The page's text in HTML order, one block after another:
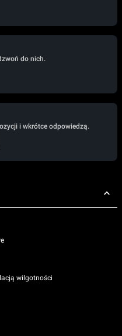
do nich.
i wkrótce odpowiedzą.
wilgotności